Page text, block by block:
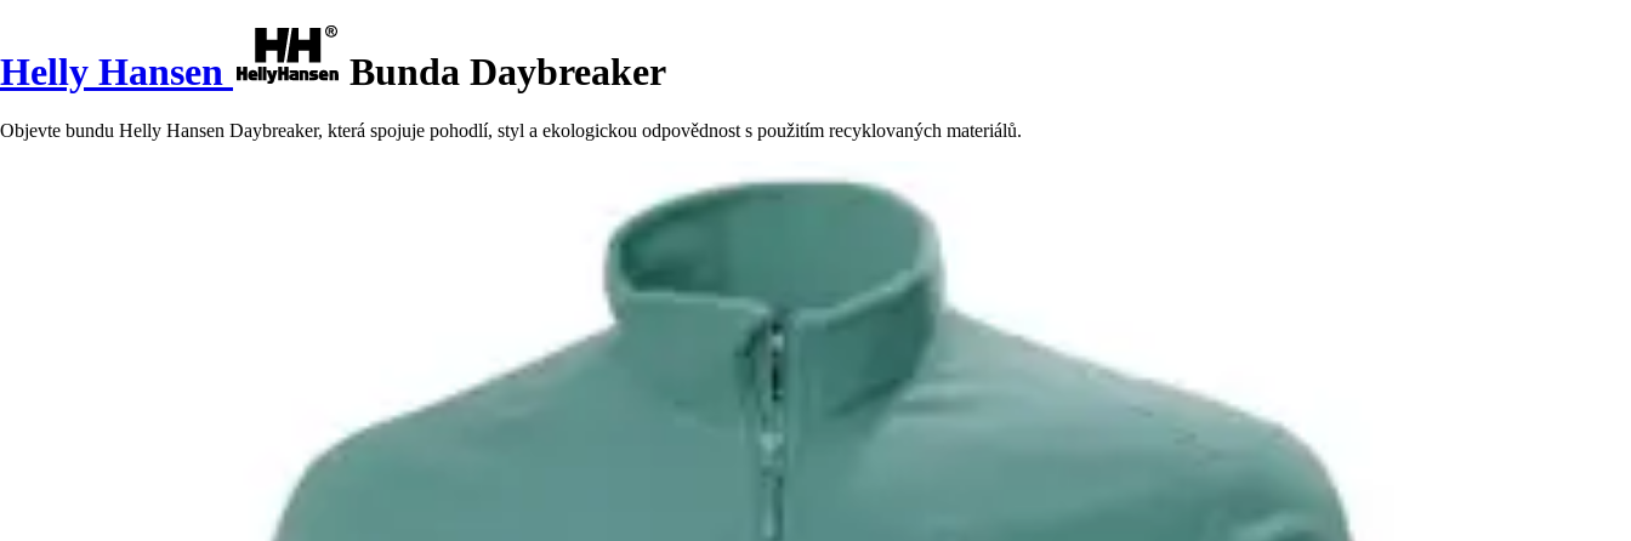
Helly Hansen Bunda Daybreaker
Objevte bundu Helly Hansen Daybreaker, která spojuje pohodlí, styl a ekologickou odpovědnost s použitím recyklovaných materiálů.